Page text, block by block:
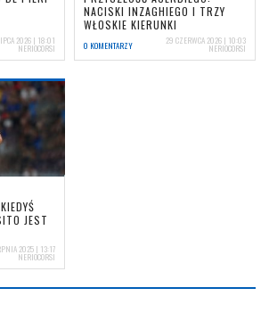
2026 | 18:01
NERIOCORSI
NACISKI INZAGHIEGO I TRZY
WŁOSKIE KIERUNKI
0 KOMENTARZY 29 CZERWCA 2026 | 10:03
NERIOCORSI
JEST
2025 | 13:17
NERIOCORSI